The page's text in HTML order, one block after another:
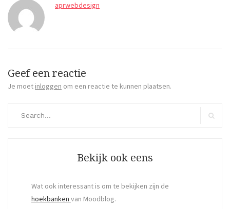
aprwebdesign
Geef een reactie
Je moet inloggen om een reactie te kunnen plaatsen.
Bekijk ook eens
Wat ook interessant is om te bekijken zijn de
hoekbanken van Moodblog.